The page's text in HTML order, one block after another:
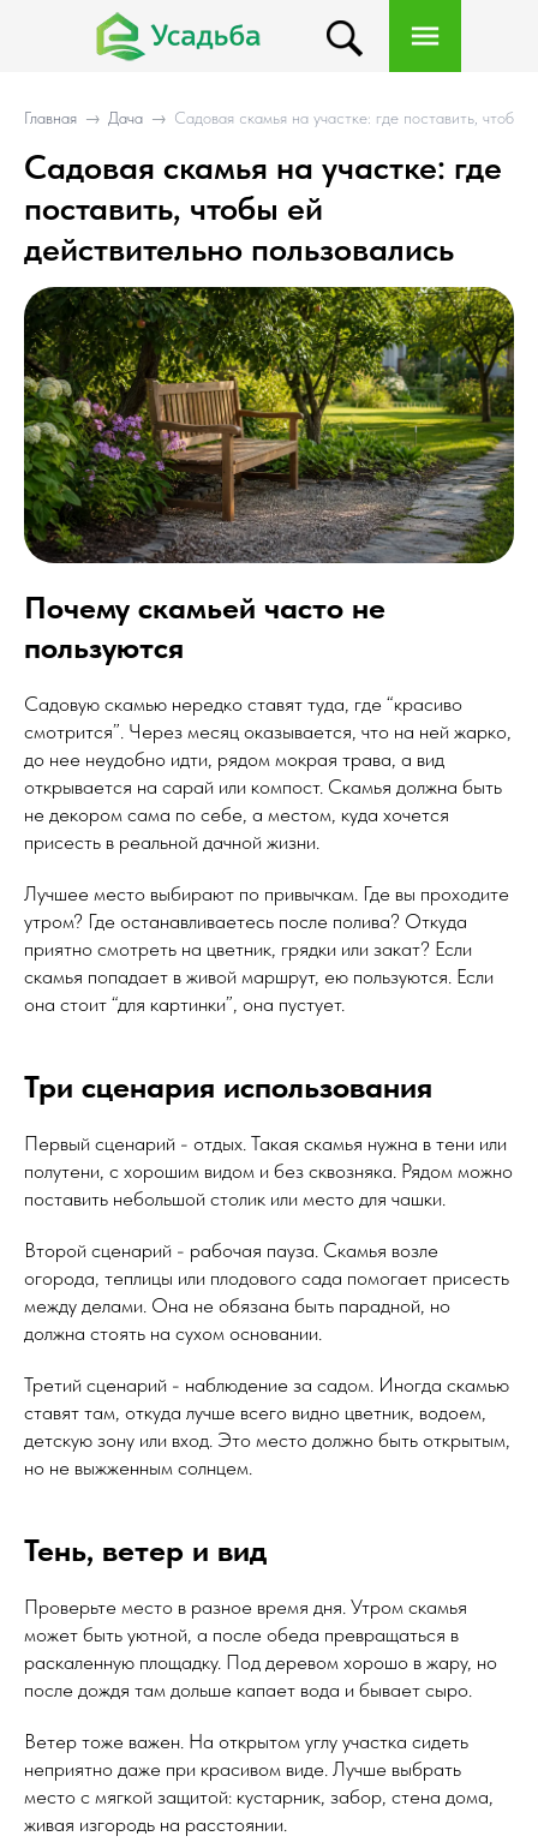
Главная → Дача → Садовая скамья на участке: где поставить, чтобы
Садовая скамья на участке: где
поставить, чтобы ей
действительно пользовались
Почему скамьей часто не
пользуются
Садовую скамью нередко ставят туда, где “красиво
смотрится”. Через месяц оказывается, что на ней жарко,
до нее неудобно идти, рядом мокрая трава, а вид
открывается на сарай или компост. Скамья должна быть
не декором сама по себе, а местом, куда хочется
присесть в реальной дачной жизни.
Лучшее место выбирают по привычкам. Где вы проходите
утром? Где останавливаетесь после полива? Откуда
приятно смотреть на цветник, грядки или закат? Если
скамья попадает в живой маршрут, ею пользуются. Если
она стоит “для картинки”, она пустует.
Три сценария использования
Первый сценарий - отдых. Такая скамья нужна в тени или
полутени, с хорошим видом и без сквозняка. Рядом можно
поставить небольшой столик или место для чашки.
Второй сценарий - рабочая пауза. Скамья возле
огорода, теплицы или плодового сада помогает присесть
между делами. Она не обязана быть парадной, но
должна стоять на сухом основании.
Третий сценарий - наблюдение за садом. Иногда скамью
ставят там, откуда лучше всего видно цветник, водоем,
детскую зону или вход. Это место должно быть открытым,
но не выжженным солнцем.
Тень, ветер и вид
Проверьте место в разное время дня. Утром скамья
может быть уютной, а после обеда превращаться в
раскаленную площадку. Под деревом хорошо в жару, но
после дождя там дольше капает вода и бывает сыро.
Ветер тоже важен. На открытом углу участка сидеть
неприятно даже при красивом виде. Лучше выбрать
место с мягкой защитой: кустарник, забор, стена дома,
живая изгородь на расстоянии.